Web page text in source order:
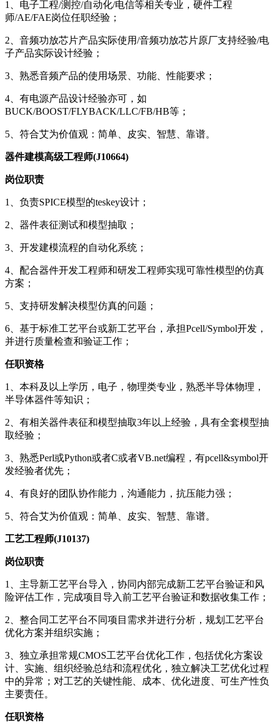
1、电子工程/测控/自动化/电信等相关专业，硬件工程
师/AE/FAE岗位任职经验；
2、音频功放芯片产品实际使用/音频功放芯片原厂支持经验/电
子产品实际设计经验；
3、熟悉音频产品的使用场景、功能、性能要求；
4、有电源产品设计经验亦可，如
BUCK/BOOST/FLYBACK/LLC/FB/HB等；
5、符合艾为价值观：简单、皮实、智慧、靠谱。
器件建模高级工程师(J10664)
岗位职责
1、负责SPICE模型的teskey设计；
2、器件表征测试和模型抽取；
3、开发建模流程的自动化系统；
4、配合器件开发工程师和研发工程师实现可靠性模型的仿真
方案；
5、支持研发解决模型仿真的问题；
6、基于标准工艺平台或新工艺平台，承担Pcell/Symbol开发，
并进行质量检查和验证工作；
任职资格
1、本科及以上学历，电子，物理类专业，熟悉半导体物理，
半导体器件等知识；
2、有相关器件表征和模型抽取3年以上经验，具有全套模型抽
取经验；
3、熟悉Perl或Python或者C或者VB.net编程，有pcell&symbol开
发经验者优先；
4、有良好的团队协作能力，沟通能力，抗压能力强；
5、符合艾为价值观：简单、皮实、智慧、靠谱。
工艺工程师(J10137)
岗位职责
1、主导新工艺平台导入，协同内部完成新工艺平台验证和风
险评估工作，完成项目导入前工艺平台验证和数据收集工作；
2、整合同工艺平台不同项目需求并进行分析，规划工艺平台
优化方案并组织实施；
3、独立承担常规CMOS工艺平台优化工作，包括优化方案设
计、实施、组织经验总结和流程优化，独立解决工艺优化过程
中的异常；对工艺的关键性能、成本、优化进度、可生产性负
主要责任。
任职资格